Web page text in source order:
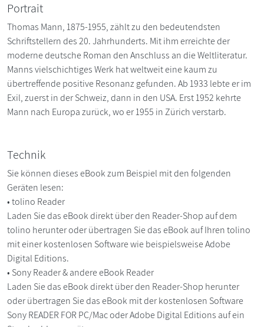
Portrait
Thomas Mann, 1875-1955, zählt zu den bedeutendsten
Schriftstellern des 20. Jahrhunderts. Mit ihm erreichte der
moderne deutsche Roman den Anschluss an die Weltliteratur.
Manns vielschichtiges Werk hat weltweit eine kaum zu
übertreffende positive Resonanz gefunden. Ab 1933 lebte er im
Exil, zuerst in der Schweiz, dann in den USA. Erst 1952 kehrte
Mann nach Europa zurück, wo er 1955 in Zürich verstarb.
Technik
Sie können dieses eBook zum Beispiel mit den folgenden
Geräten lesen:
• tolino Reader
Laden Sie das eBook direkt über den Reader-Shop auf dem
tolino herunter oder übertragen Sie das eBook auf Ihren tolino
mit einer kostenlosen Software wie beispielsweise Adobe
Digital Editions.
• Sony Reader & andere eBook Reader
Laden Sie das eBook direkt über den Reader-Shop herunter
oder übertragen Sie das eBook mit der kostenlosen Software
Sony READER FOR PC/Mac oder Adobe Digital Editions auf ein